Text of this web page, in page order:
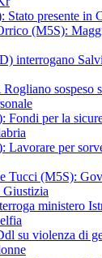
presente in
(M5S):
interrogano
sospeso
Fondi per la
Lavorare per
Tucci (M5S):
ministero
su violenza di